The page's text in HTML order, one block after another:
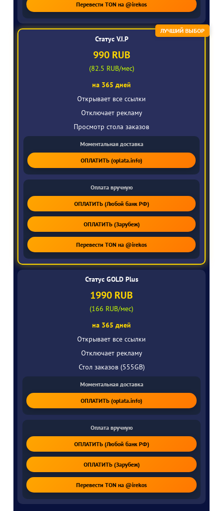
Перевести TON на @irekos
ЛУЧШИЙ ВЫБОР
Статус V.I.P
990 RUB
(82.5 RUB/мес)
на 365 дней
Открывает все ссылки
Отключает рекламу
Просмотр стола заказов
Моментальная доставка
ОПЛАТИТЬ (oplata.info)
Оплата вручную
ОПЛАТИТЬ (Любой банк РФ)
ОПЛАТИТЬ (Зарубеж)
Перевести TON на @irekos
Статус GOLD Plus
1990 RUB
(166 RUB/мес)
на 365 дней
Открывает все ссылки
Отключает рекламу
Стол заказов (555GB)
Моментальная доставка
ОПЛАТИТЬ (oplata.info)
Оплата вручную
ОПЛАТИТЬ (Любой банк РФ)
ОПЛАТИТЬ (Зарубеж)
Перевести TON на @irekos